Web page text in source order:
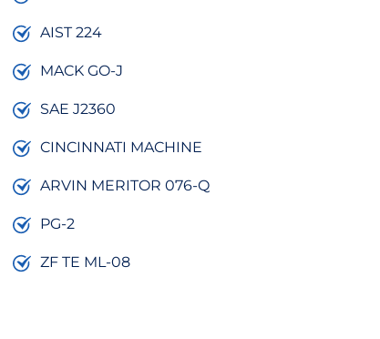
AIST 224
MACK GO-J
SAE J2360
CINCINNATI MACHINE
ARVIN MERITOR 076-Q
PG-2
ZF TE ML-08